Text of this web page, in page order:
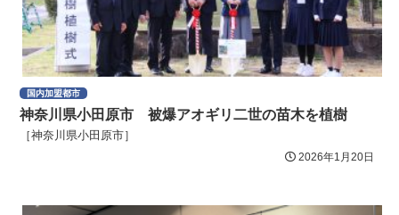
国内加盟都市
神奈川県小田原市 被爆アオギリ二世の苗木を植樹
［神奈川県小田原市］
2026年1月20日